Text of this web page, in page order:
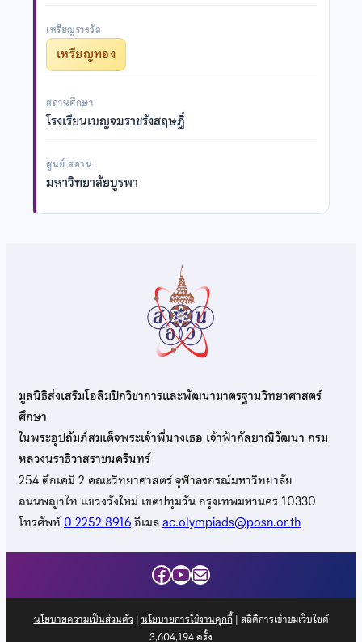
เหรียญรางวัล
เหรียญทอง
สถานศึกษา
โรงเรียนเบญจมราชรังสฤษฎิ์
ศูนย์ สอวน.
มหาวิทยาลัยบูรพา
มูลนิธิส่งเสริมโอลิมปิกวิชาการและพัฒนามาตรฐานวิทยาศาสตร์
ศึกษา
ในพระอุปถัมภ์สมเด็จพระเจ้าพี่นางเธอ เจ้าฟ้ากัลยาณิวัฒนา กรม
หลวงนราธิวาสราชนครินทร์
254 ตึกเคมี 2 คณะวิทยาศาสตร์ จุฬาลงกรณ์มหาวิทยาลัย
ถนนพญาไท แขวงวังใหม่ เขตปทุมวัน กรุงเทพมหานคร 10330
โทรศัพท์0 2252 8916อีเมลac.olympiads@posn.or.th
Facebook
YouTube
Mail
นโยบายความเป็นส่วนตัว| นโยบายการใช้งานคุกกี้| สถิติการเข้าชมเว็บไซต์
3,604,194ครั้ง